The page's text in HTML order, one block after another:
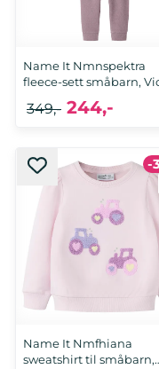
Name It Nmnspektra
fleece-sett småbarn,
244,-
349,-
-
Name It Nmfhiana
sweatshirt til småbarn,